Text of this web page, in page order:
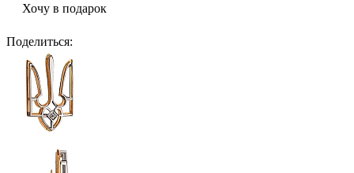
Хочу в подарок
Поделиться: